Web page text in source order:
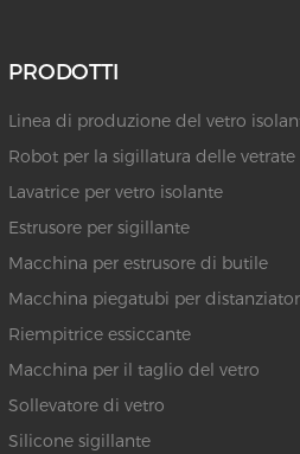
PRODOTTI
Linea di produzione del vetro
Robot per la sigillatura delle vetrate
Lavatrice per vetro isolante
Estrusore per sigillante
Macchina per estrusore di butile
Macchina piegatubi per
Riempitrice essiccante
Macchina per il taglio del vetro
Sollevatore di vetro
Silicone sigillante